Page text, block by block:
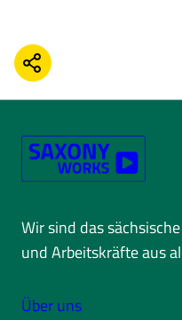
TEILEN
Wir sind das
und Arbeitskräfte aus
Über uns